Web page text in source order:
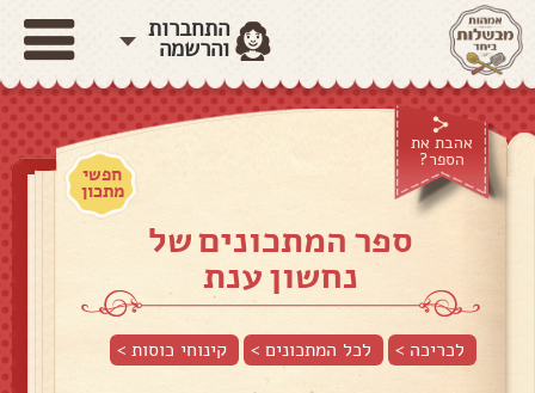
התחברות
והרשמה
אהבת את
הספר?
חפשי
מתכון
ספר המתכונים של
נחשון ענת
לכריכה > לכל המתכונים > קינוחי כוסות>